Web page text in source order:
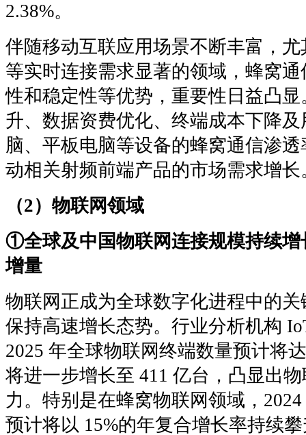
2.38%。
伴随移动互联应用场景不断丰富，
等实时连接需求显著的领域，蜂窝
性和稳定性等优势，重要性日益凸
升、数据资费优化、终端成本下降
脑、平板电脑等设备的蜂窝通信渗
动相关射频前端产品的市场需求增长
（2）物联网领域
①全球及中国物联网连接规模持续增
增量
物联网正成为全球数字化进程中的
保持高速增长态势。行业分析机构
2025 年全球物联网终端数量预计将
将进一步增长至 411 亿台，凸显出
力。特别是在蜂窝物联网领域，
预计将以 15%的年复合增长率持续